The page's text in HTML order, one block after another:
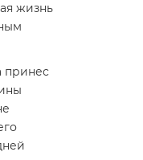
жизнь
принес